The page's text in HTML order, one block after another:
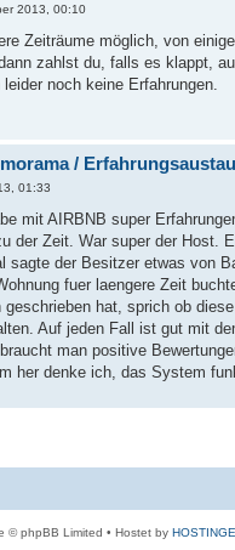
2013, 00:10
Zeiträume möglich, von
zahlst du, falls es klappt,
noch keine Erfahrungen.
/
01:33
mit AIRBNB super
der Zeit. War super der Host.
sagte der Besitzer etwas von
fuer laengere Zeit
geschrieben hat, sprich ob
Auf jeden Fall ist gut mit
man positive
her denke ich, das System
© phpBB Limited • Hostet by